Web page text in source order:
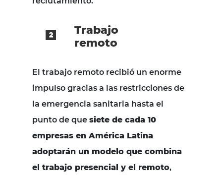
Trabajo
remoto
El trabajo remoto recibió un enorme
impulso gracias a las restricciones de
la emergencia sanitaria hasta el
punto de que siete de cada 10
empresas en América Latina
adoptarán un modelo que combina
el trabajo presencial y el remoto,